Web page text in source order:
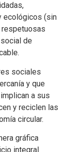
ecológicos (sin
de
sociales
y que
a sus
y reciclen las
circular.
gráfica
integral